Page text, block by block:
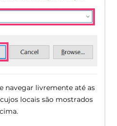
navegar livremente até as
locais são mostrados